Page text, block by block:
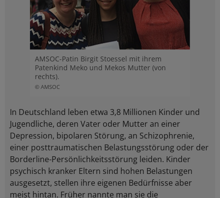
AMSOC-Patin Birgit Stoessel mit ihrem
Patenkind Meko und Mekos Mutter (von
rechts).
© AMSOC
In Deutschland leben etwa 3,8 Millionen Kinder und
Jugendliche, deren Vater oder Mutter an einer
Depression, bipolaren Störung, an Schizophrenie,
einer posttraumatischen Belastungsstörung oder der
Borderline-Persönlichkeitsstörung leiden. Kinder
psychisch kranker Eltern sind hohen Belastungen
ausgesetzt, stellen ihre eigenen Bedürfnisse aber
meist hintan. Früher nannte man sie die